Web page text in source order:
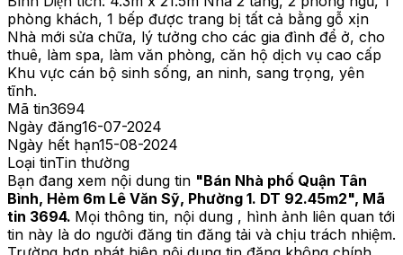
phòng khách, 1 bếp được trang bị tất cả bằng gỗ xịn
Nhà mới sửa chữa, lý tưởng cho các gia đình để ở, cho
thuê, làm spa, làm văn phòng, căn hộ dịch vụ cao cấp
Khu vực cán bộ sinh sống, an ninh, sang trọng, yên
tĩnh.
Mã tin3694
Ngày đăng16-07-2024
Ngày hết hạn15-08-2024
Loại tinTin thường
Bạn đang xem nội dung tin "Bán Nhà phố Quận Tân
Bình, Hẻm 6m Lê Văn Sỹ, Phường 1. DT 92.45m2", Mã
tin 3694. Mọi thông tin, nội dung , hình ảnh liên quan tới
tin này là do người đăng tin đăng tải và chịu trách nhiệm.